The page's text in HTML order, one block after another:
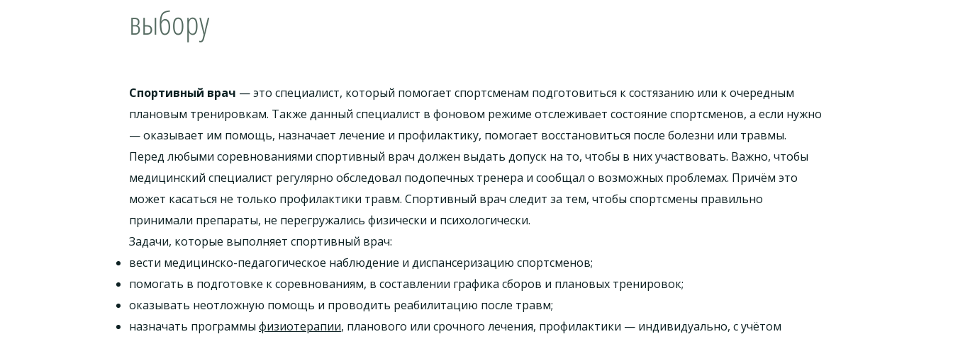
выбору
Спортивный врач — это специалист, который помогает спортсменам подготовиться к состязанию или к очередным
плановым тренировкам. Также данный специалист в фоновом режиме отслеживает состояние спортсменов, а если нужно
— оказывает им помощь, назначает лечение и профилактику, помогает восстановиться после болезни или травмы.
Перед любыми соревнованиями спортивный врач должен выдать допуск на то, чтобы в них участвовать. Важно, чтобы
медицинский специалист регулярно обследовал подопечных тренера и сообщал о возможных проблемах. Причём это
может касаться не только профилактики травм. Спортивный врач следит за тем, чтобы спортсмены правильно
принимали препараты, не перегружались физически и психологически.
Задачи, которые выполняет спортивный врач:
вести медицинско-педагогическое наблюдение и диспансеризацию спортсменов;
помогать в подготовке к соревнованиям, в составлении графика сборов и плановых тренировок;
оказывать неотложную помощь и проводить реабилитацию после травм;
назначать программы физиотерапии, планового или срочного лечения, профилактики — индивидуально, с учётом